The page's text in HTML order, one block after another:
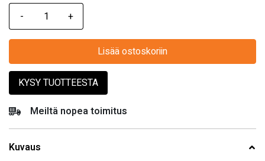
Lisää ostoskoriin
KYSY TUOTTEESTA
Meiltä nopea toimitus
Kuvaus